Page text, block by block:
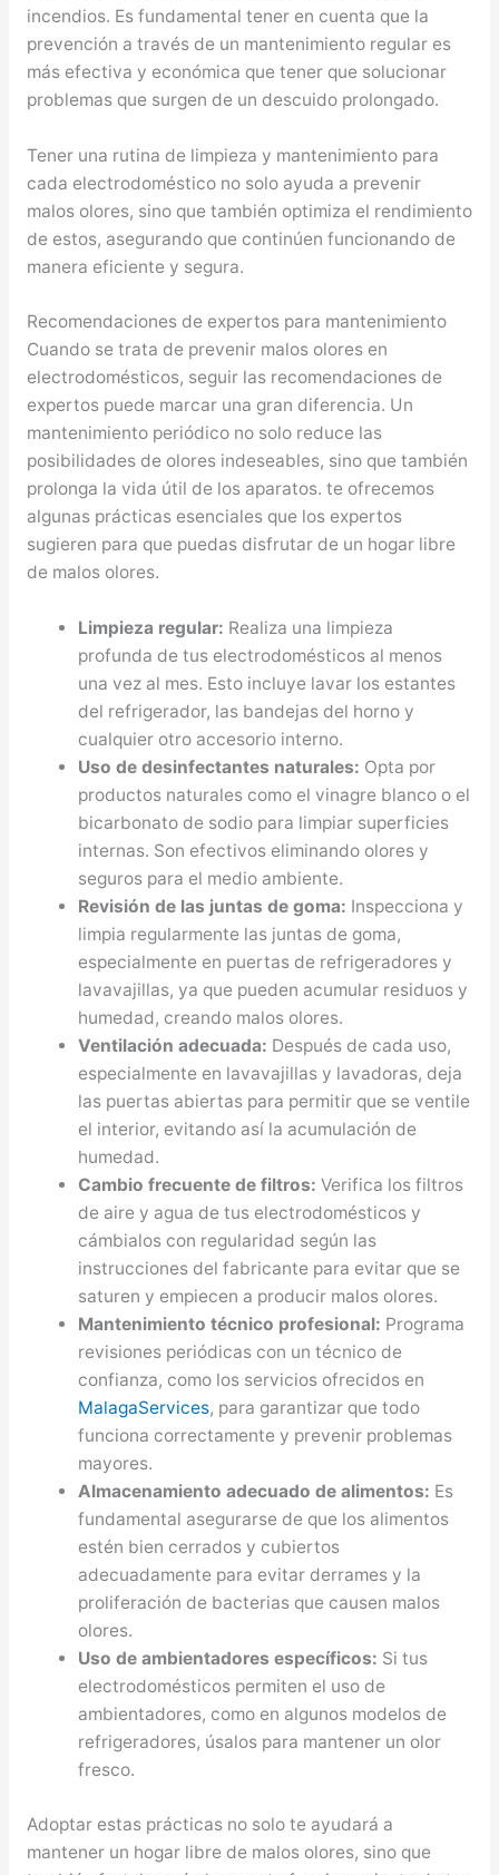
incendios. Es fundamental tener en cuenta que la
prevención a través de un mantenimiento regular es
más efectiva y económica que tener que solucionar
problemas que surgen de un descuido prolongado.
Tener una rutina de limpieza y mantenimiento para
cada electrodoméstico no solo ayuda a prevenir
malos olores, sino que también optimiza el rendimiento
de estos, asegurando que continúen funcionando de
manera eficiente y segura.
Recomendaciones de expertos para mantenimiento
Cuando se trata de prevenir malos olores en
electrodomésticos, seguir las recomendaciones de
expertos puede marcar una gran diferencia. Un
mantenimiento periódico no solo reduce las
posibilidades de olores indeseables, sino que también
prolonga la vida útil de los aparatos. te ofrecemos
algunas prácticas esenciales que los expertos
sugieren para que puedas disfrutar de un hogar libre
de malos olores.
Limpieza regular: Realiza una limpieza
profunda de tus electrodomésticos al menos
una vez al mes. Esto incluye lavar los estantes
del refrigerador, las bandejas del horno y
cualquier otro accesorio interno.
Uso de desinfectantes naturales: Opta por
productos naturales como el vinagre blanco o el
bicarbonato de sodio para limpiar superficies
internas. Son efectivos eliminando olores y
seguros para el medio ambiente.
Revisión de las juntas de goma: Inspecciona y
limpia regularmente las juntas de goma,
especialmente en puertas de refrigeradores y
lavavajillas, ya que pueden acumular residuos y
humedad, creando malos olores.
Ventilación adecuada: Después de cada uso,
especialmente en lavavajillas y lavadoras, deja
las puertas abiertas para permitir que se ventile
el interior, evitando así la acumulación de
humedad.
Cambio frecuente de filtros: Verifica los filtros
de aire y agua de tus electrodomésticos y
cámbialos con regularidad según las
instrucciones del fabricante para evitar que se
saturen y empiecen a producir malos olores.
Mantenimiento técnico profesional: Programa
revisiones periódicas con un técnico de
confianza, como los servicios ofrecidos en
MalagaServices, para garantizar que todo
funciona correctamente y prevenir problemas
mayores.
Almacenamiento adecuado de alimentos: Es
fundamental asegurarse de que los alimentos
estén bien cerrados y cubiertos
adecuadamente para evitar derrames y la
proliferación de bacterias que causen malos
olores.
Uso de ambientadores específicos: Si tus
electrodomésticos permiten el uso de
ambientadores, como en algunos modelos de
refrigeradores, úsalos para mantener un olor
fresco.
Adoptar estas prácticas no solo te ayudará a
mantener un hogar libre de malos olores, sino que